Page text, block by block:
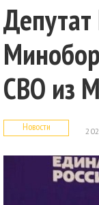
СВО из
Новости